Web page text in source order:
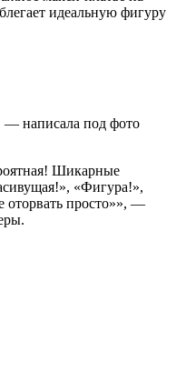
идеальную фигуру
— написала под фото
Шикарные
«Фигура!»,
оторвать просто»», —